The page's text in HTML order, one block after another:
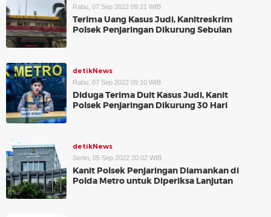
Rabu, 07 Sep 2022 09:21 WIB
Terima Uang Kasus Judi, Kanitreskrim
Polsek Penjaringan Dikurung Sebulan
detikNews
Rabu, 07 Sep 2022 09:10 WIB
Diduga Terima Duit Kasus Judi, Kanit
Polsek Penjaringan Dikurung 30 Hari
detikNews
Senin, 05 Sep 2022 20:02 WIB
Kanit Polsek Penjaringan Diamankan di
Polda Metro untuk Diperiksa Lanjutan